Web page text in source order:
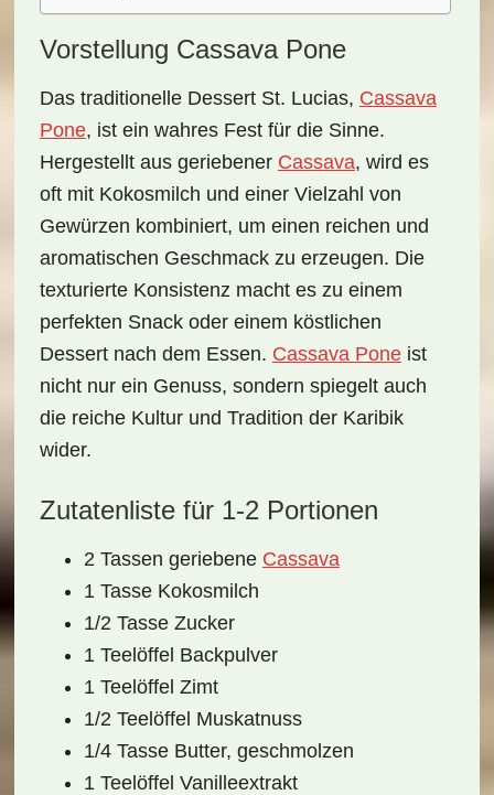
Vorstellung Cassava Pone
Das traditionelle DessertSt. Lucias, Cassava
Pone, ist ein wahres Fest für die Sinne.
Hergestellt aus geriebener Cassava, wird es
oft mit Kokosmilch und einer Vielzahl von
Gewürzen kombiniert, um einen reichen und
aromatischen Geschmack zu erzeugen. Die
texturierte Konsistenz macht es zu einem
perfekten Snack oder einem köstlichen
Dessert nach dem Essen. Cassava Poneist
nicht nur ein Genuss, sondern spiegelt auch
die reiche Kultur und Tradition der Karibik
wider.
Zutatenliste für 1-2 Portionen
2 Tassen geriebene Cassava
1 Tasse Kokosmilch
1/2 Tasse Zucker
1 Teelöffel Backpulver
1 Teelöffel Zimt
1/2 Teelöffel Muskatnuss
1/4 Tasse Butter, geschmolzen
1 Teelöffel Vanilleextrakt